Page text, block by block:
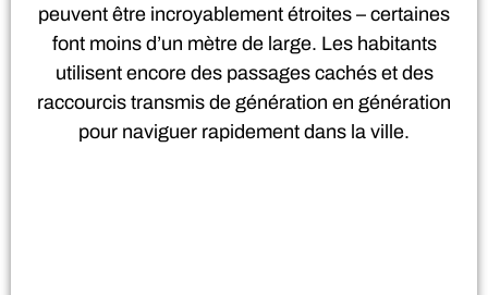
peuvent être incroyablement étroites – certaines
font moins d’un mètre de large. Les habitants
utilisent encore des passages cachés et des
raccourcis transmis de génération en génération
pour naviguer rapidement dans la ville.